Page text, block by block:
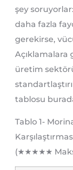
şey
daha fazla
gerekirse,
Açıklamalara
üretim
tablosu
Tablo 1-
(★★★★★